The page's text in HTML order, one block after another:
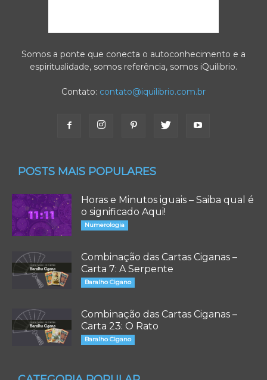
Somos a ponte que conecta o autoconhecimento e a
espiritualidade, somos referência, somos iQuilibrio.
Contato: contato@iquilibrio.com.br
POSTS MAIS POPULARES
Horas e Minutos iguais – Saiba qual é
o significado Aqui!
Numerologia
Combinação das Cartas Ciganas –
Carta 7: A Serpente
Baralho Cigano
Combinação das Cartas Ciganas –
Carta 23: O Rato
Baralho Cigano